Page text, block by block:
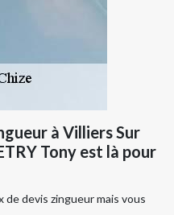
à Villiers Sur
Tony est là pour
de devis zingueur mais vous